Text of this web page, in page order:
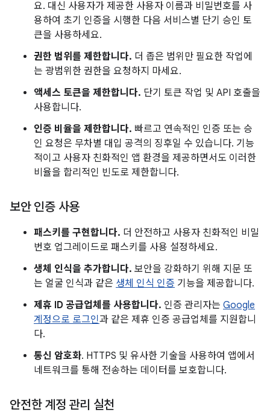
요. 대신 사용자가 제공한 사용자 이름과 비밀번호를 사
용하여 초기 인증을 시행한 다음 서비스별 단기 승인 토
큰을 사용하세요.
권한 범위를 제한합니다. 더 좁은 범위만 필요한 작업에
는 광범위한 권한을 요청하지 마세요.
액세스 토큰을 제한합니다. 단기 토큰 작업 및 API 호출을
사용합니다.
인증 비율을 제한합니다. 빠르고 연속적인 인증 또는 승
인 요청은 무차별 대입 공격의 징후일 수 있습니다. 기능
적이고 사용자 친화적인 앱 환경을 제공하면서도 이러한
비율을 합리적인 빈도로 제한합니다.
보안 인증 사용
패스키를 구현합니다. 더 안전하고 사용자 친화적인 비밀
번호 업그레이드로 패스키를 사용 설정하세요.
생체 인식을 추가합니다. 보안을 강화하기 위해 지문 또
는 얼굴 인식과 같은 생체 인식 인증 기능을 제공합니다.
제휴 ID 공급업체를 사용합니다. 인증 관리자는 Google
계정으로 로그인과 같은 제휴 인증 공급업체를 지원합니
다.
통신 암호화. HTTPS 및 유사한 기술을 사용하여 앱에서
네트워크를 통해 전송하는 데이터를 보호합니다.
안전한 계정 관리 실천